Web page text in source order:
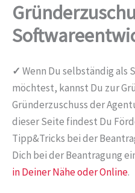
✓ Wenn Du selbständig als
möchtest, kannst Du zur
Gründerzuschuss der
dieser Seite findest Du
Tipp&Tricks bei der
Dich bei der Beantragung
in Deiner Nähe oder Online.